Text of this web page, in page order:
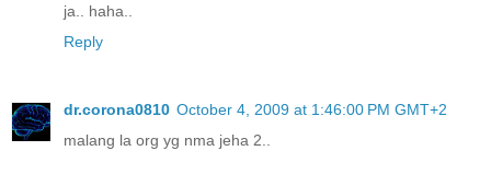
ja.. haha..
Reply
dr.corona0810 October 4, 2009 at 1:46:00 PM GMT+2
malang la org yg nma jeha 2..